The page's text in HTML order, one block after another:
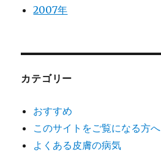
2007年
カテゴリー
おすすめ
このサイトをご覧になる方へ
よくある皮膚の病気